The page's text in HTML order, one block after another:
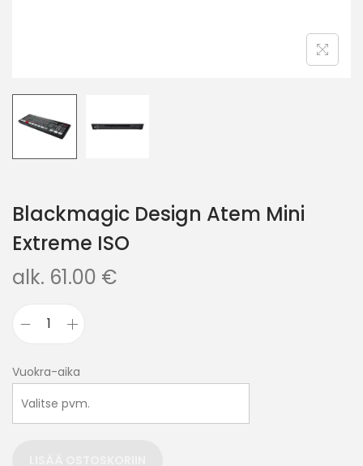
Blackmagic Design Atem Mini
Extreme ISO
alk. 61.00 €
Vuokra-aika